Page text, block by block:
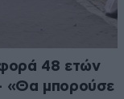
48 ετών
«Θα μπορούσε